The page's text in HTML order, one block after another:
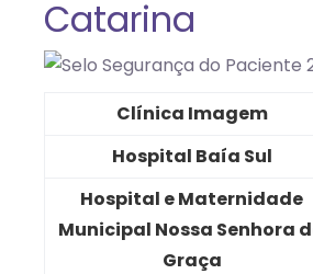
Catarina
Clínica Imagem
Hospital Baía Sul
Hospital e Maternidade
Municipal Nossa Senhora
Graça